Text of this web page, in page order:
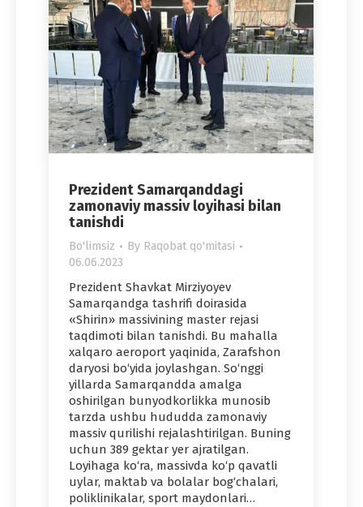
Prezident Samarqanddagi
zamonaviy massiv loyihasi bilan
tanishdi
Bo'limsiz By Raqobat qo'mitasi
06.06.2023
Prezident Shavkat Mirziyoyev
Samarqandga tashrifi doirasida
«Shirin» massivining master rejasi
taqdimoti bilan tanishdi. Bu mahalla
xalqaro aeroport yaqinida, Zarafshon
daryosi bo‘yida joylashgan. So‘nggi
yillarda Samarqandda amalga
oshirilgan bunyodkorlikka munosib
tarzda ushbu hududda zamonaviy
massiv qurilishi rejalashtirilgan. Buning
uchun 389 gektar yer ajratilgan.
Loyihaga ko‘ra, massivda ko‘p qavatli
uylar, maktab va bolalar bog‘chalari,
poliklinikalar, sport maydonlari…